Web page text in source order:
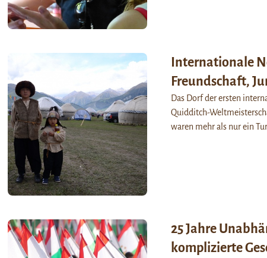
Internationale
Freundschaft,
Das Dorf der ersten
Quidditch-
waren mehr als nur ein
25 Jahre
komplizierte